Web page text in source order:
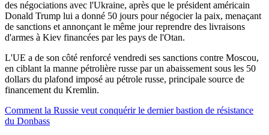
des négociations avec l'Ukraine, après que le président américain
Donald Trump lui a donné 50 jours pour négocier la paix, menaçant
de sanctions et annonçant le même jour reprendre des livraisons
d'armes à Kiev financées par les pays de l'Otan.
L'UE a de son côté renforcé vendredi ses sanctions contre Moscou,
en ciblant la manne pétrolière russe par un abaissement sous les 50
dollars du plafond imposé au pétrole russe, principale source de
financement du Kremlin.
Comment la Russie veut conquérir le dernier bastion de résistance
du Donbass